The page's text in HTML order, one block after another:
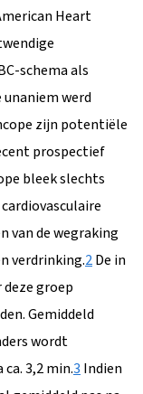
Heart
schema als
werd
zijn potentiële
prospectief
bleek slechts
van de wegraking
verdrinking.2De in
groep
Gemiddeld
wordt
3,2 min.3 Indien